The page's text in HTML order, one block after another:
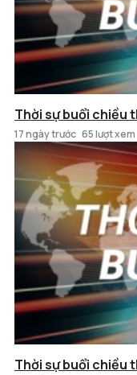
Thời sự buổi chiều
17 ngày trước 65 lượt xem
Thời sự buổi chiều